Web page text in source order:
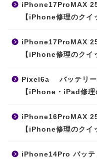
iPhone17ProMAX
【iPhone修理のクイ
iPhone17ProMAX
【iPhone修理のクイ
Pixel6a バッテリー
【iPhone・iPad修理
iPhone16ProMAX
【iPhone修理のクイ
iPhone14Pro バッテ